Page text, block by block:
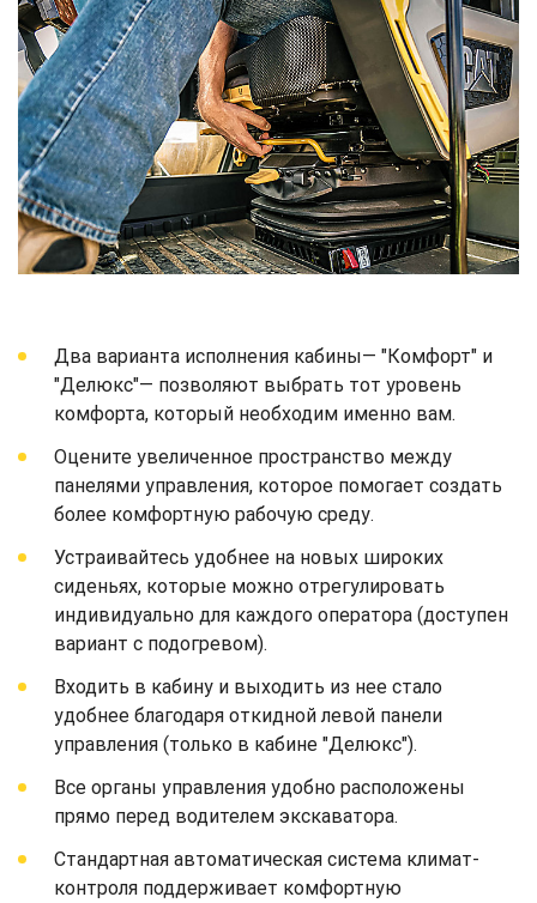
Два варианта исполнения кабины— "Комфорт" и
"Делюкс"— позволяют выбрать тот уровень
комфорта, который необходим именно вам.
Оцените увеличенное пространство между
панелями управления, которое помогает создать
более комфортную рабочую среду.
Устраивайтесь удобнее на новых широких
сиденьях, которые можно отрегулировать
индивидуально для каждого оператора (доступен
вариант с подогревом).
Входить в кабину и выходить из нее стало
удобнее благодаря откидной левой панели
управления (только в кабине "Делюкс").
Все органы управления удобно расположены
прямо перед водителем экскаватора.
Стандартная автоматическая система климат-
контроля поддерживает комфортную